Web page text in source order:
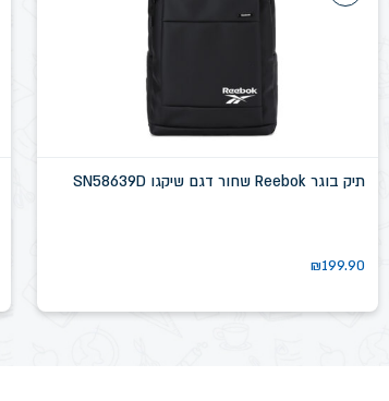
תיק בוגר Reebok שחור דגם שיקגו SN58639D
₪199.90